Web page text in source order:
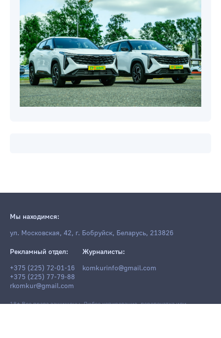
Мы находимся:
ул. Московская, 42, г. Бобруйск, Беларусь, 213826
Рекламный отдел:
+375 (225) 72-01-16
+375 (225) 77-79-88
rkomkur@gmail.com
Журналисты:
komkurinfo@gmail.com
18+ Все права защищены. Любое копирование, перепечатка или